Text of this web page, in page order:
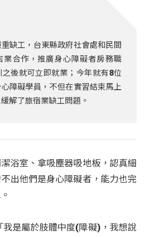
缺工，台東縣政府社會處和民間
業合作，推廣身心障礙者房務職
後就可立即就業；今年就有8位
障礙學員，不但在實習結束馬上
解了旅宿業缺工問題。
浴室、拿吸塵器吸地板，認真細
出他們是身心障礙者，能力也完
我是屬於肢體中度(障礙)，我想說